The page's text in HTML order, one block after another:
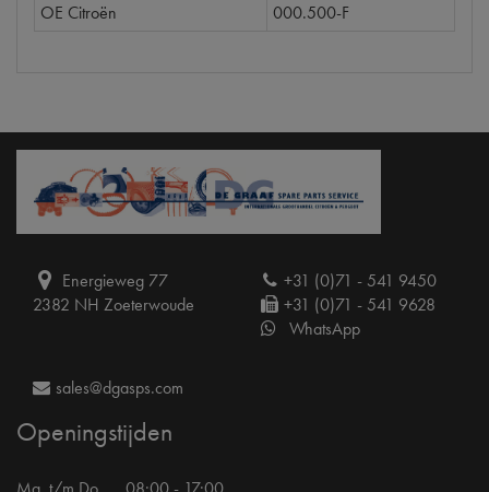
OE Citroën
000.500-F
Energieweg 77
2382 NH Zoeterwoude
+31 (0)71 - 541 9450
+31 (0)71 - 541 9628
WhatsApp
sales@dgasps.com
Openingstijden